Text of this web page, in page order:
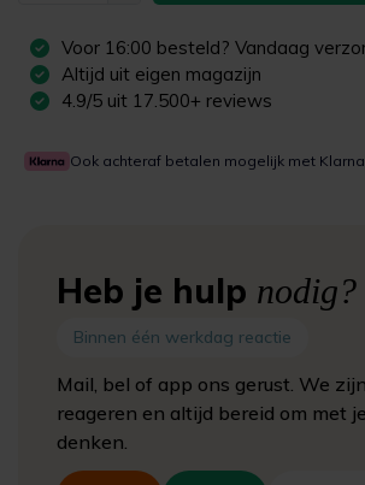
Voor 16:00 besteld? Vandaag
Altijd uit eigen magazijn
4.9/5 uit 17.500+ reviews
Ook achteraf betalen mogelijk met Klarna
Heb je hulp nodig?
Binnen één werkdag reactie
Mail, bel of app ons gerust. We
reageren en altijd bereid om met
denken.